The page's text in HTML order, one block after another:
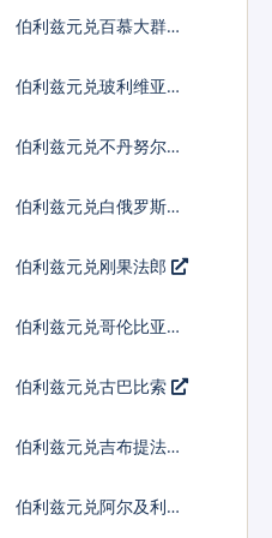
伯利兹元兑百慕大群岛
伯利兹元兑玻利维亚诺
伯利兹元兑不丹努尔特
伯利兹元兑白俄罗斯卢
伯利兹元兑刚果法郎
伯利兹元兑哥伦比亚比
伯利兹元兑古巴比索
伯利兹元兑吉布提法郎
伯利兹元兑阿尔及利亚